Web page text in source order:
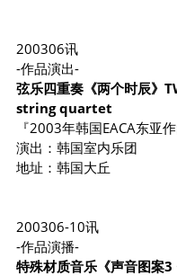
200306讯
-作品演出-
弦乐四重奏《两个时辰》
string quartet
『2003年韩国EACA东亚
演出：韩国室内乐团
地址：韩国大丘
200306-10讯
-作品演播-
特殊材质音乐《声音图案3